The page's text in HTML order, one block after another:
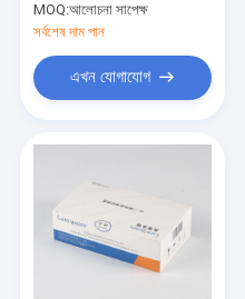
MOQ:আলোচনা সাপেক্ষ
সর্বশেষ দাম পান
এখন যোগাযোগ